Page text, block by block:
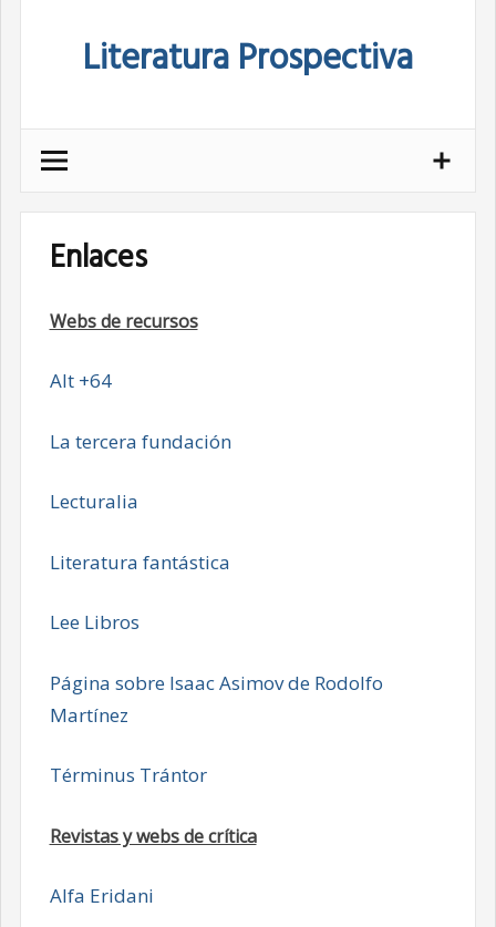
Literatura Prospectiva
Enlaces
Webs de recursos
Alt +64
La tercera fundación
Lecturalia
Literatura fantástica
Lee Libros
Página sobre Isaac Asimov de Rodolfo
Martínez
Términus Trántor
Revistas y webs de crítica
Alfa Eridani